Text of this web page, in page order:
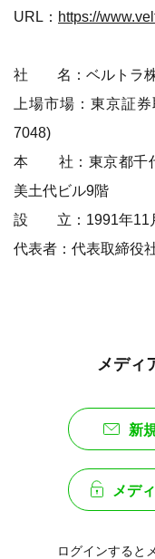
URL： https://
社 名：ベルトラ株
上場市場：東京証
7048)
本 社：東京都千代
美土代ビル9階
設 立：1991年11
代表者：代表取締役
メディ
新
メデ
ログインすると